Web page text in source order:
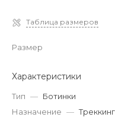
Таблица размеров
Размер
Характеристики
Тип — Ботинки
Назначение —